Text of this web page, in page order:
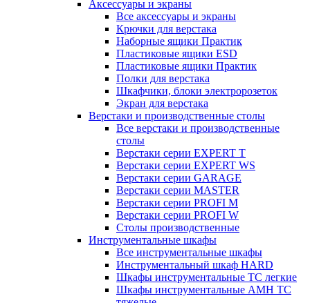
Аксессуары и экраны
Все аксессуары и экраны
Крючки для верстака
Наборные ящики Практик
Пластиковые ящики ESD
Пластиковые ящики Практик
Полки для верстака
Шкафчики, блоки электророзеток
Экран для верстака
Верстаки и производственные столы
Все верстаки и производственные
столы
Верстаки серии EXPERT T
Верстаки серии EXPERT WS
Верстаки серии GARAGE
Верстаки серии MASTER
Верстаки серии PROFI M
Верстаки серии PROFI W
Столы производственные
Инструментальные шкафы
Все инструментальные шкафы
Инструментальный шкаф HARD
Шкафы инструментальные ТС легкие
Шкафы инструментальные AMH TC